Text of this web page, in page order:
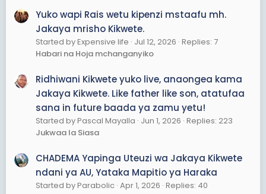
Yuko wapi Rais wetu kipenzi mstaafu mh.
Jakaya mrisho Kikwete.
Started by Expensive life Jul 12, 2026 Replies: 7
Habari na Hoja mchanganyiko
Ridhiwani Kikwete yuko live, anaongea kama
Jakaya Kikwete. Like father like son, atatufaa
sana in future baada ya zamu yetu!
Started by Pascal Mayalla Jun 1, 2026 Replies: 223
Jukwaa la Siasa
CHADEMA Yapinga Uteuzi wa Jakaya Kikwete
ndani ya AU, Yataka Mapitio ya Haraka
Started by Parabolic Apr 1, 2026 Replies: 40